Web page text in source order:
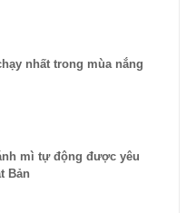
nhất trong mùa nắng
mì tự động được yêu
Bản